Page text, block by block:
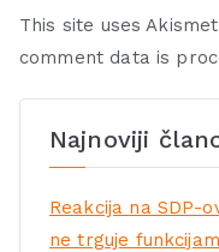
This site uses
comment data is
Najnoviji
Reakcija na SDP-
ne trguje